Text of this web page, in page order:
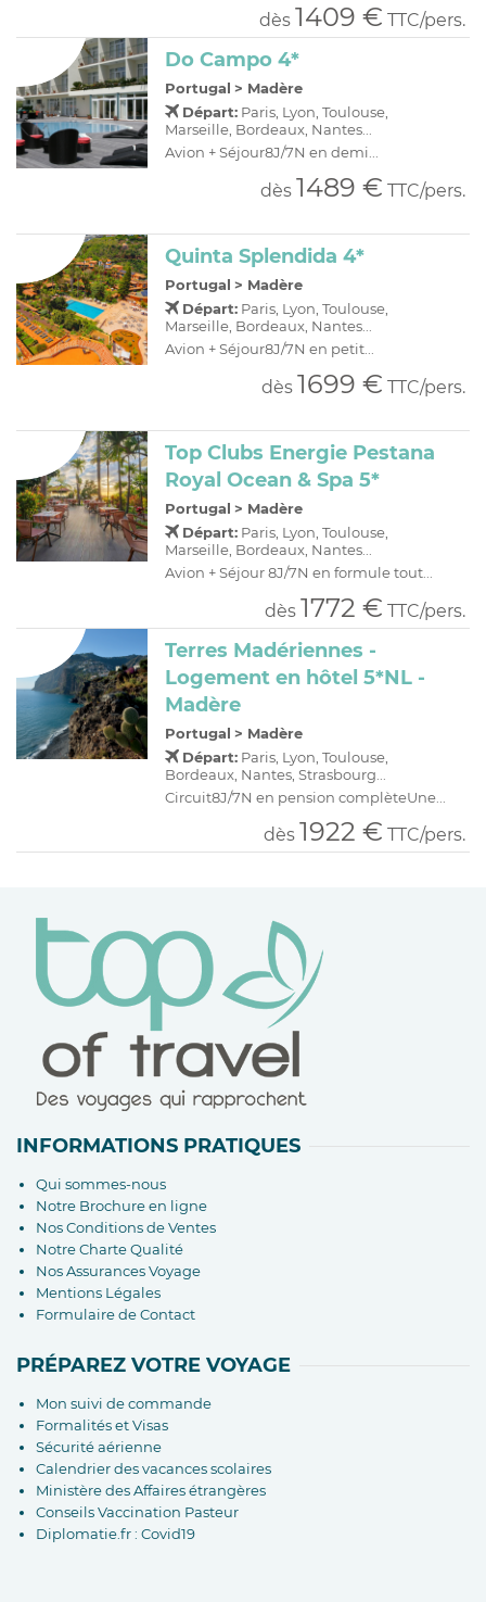
dès 1409 € TTC/pers.
Do Campo 4*
Portugal > Madère
Départ: Paris, Lyon, Toulouse,
Marseille, Bordeaux, Nantes...
Avion + Séjour8J/7N en demi...
dès 1489 € TTC/pers.
Quinta Splendida 4*
Portugal > Madère
Départ: Paris, Lyon, Toulouse,
Marseille, Bordeaux, Nantes...
Avion + Séjour8J/7N en petit...
dès 1699 € TTC/pers.
Top Clubs Energie Pestana
Royal Ocean & Spa 5*
Portugal > Madère
Départ: Paris, Lyon, Toulouse,
Marseille, Bordeaux, Nantes...
Avion + Séjour 8J/7N en formule tout...
dès 1772 € TTC/pers.
Terres Madériennes -
Logement en hôtel 5*NL -
Madère
Portugal > Madère
Départ: Paris, Lyon, Toulouse,
Bordeaux, Nantes, Strasbourg...
Circuit8J/7N en pension complèteUne...
dès 1922 € TTC/pers.
INFORMATIONS PRATIQUES
Qui sommes-nous
Notre Brochure en ligne
Nos Conditions de Ventes
Notre Charte Qualité
Nos Assurances Voyage
Mentions Légales
Formulaire de Contact
PRÉPAREZ VOTRE VOYAGE
Mon suivi de commande
Formalités et Visas
Sécurité aérienne
Calendrier des vacances scolaires
Ministère des Affaires étrangères
Conseils Vaccination Pasteur
Diplomatie.fr : Covid19